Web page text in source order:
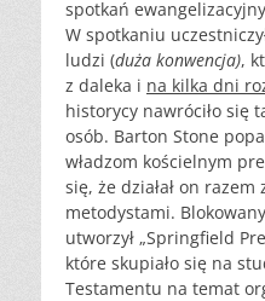
spotkań
W spotkaniu
ludzi (duża konwencja),
z daleka i na kilka dni
historycy nawróciło się
osób. Barton Stone
władzom kościelnym
się, że działał on
metodystami.
utworzył „Springfield
które skupiało się na
Testamentu na temat